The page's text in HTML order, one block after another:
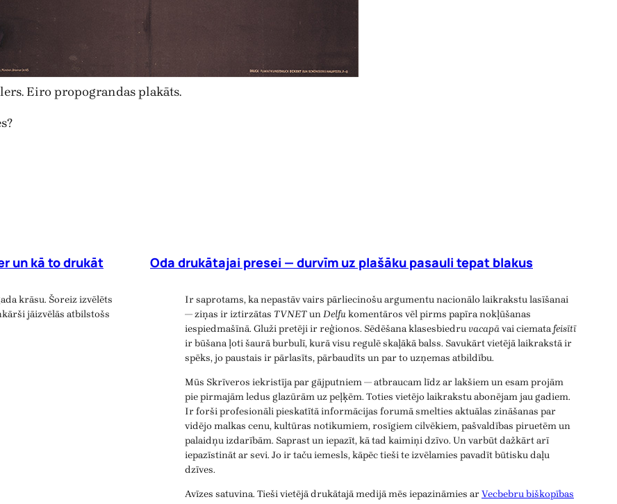
Eiro propograndas plakāts.
un kā to drukāt
krāsu. Šoreiz izvēlēts
jāizvēlās atbilstošs
Oda drukātajai presei — durvīm uz plašāku pasauli tepat blakus
Ir saprotams, ka nepastāv vairs pārliecinošu argumentu nacionālo laikrakstu lasīšanai
— ziņas ir iztirzātas TVNETunDelfukomentāros vēl pirms papīra nokļūšanas
iespiedmašīnā. Gluži pretēji ir reģionos. Sēdēšana klasesbiedruvacapāvai ciematafeisītī
ir būšana ļoti šaurā burbulī, kurā visu regulē skaļākā balss. Savukārt vietējā laikrakstā ir
spēks, jo paustais ir pārlasīts, pārbaudīts un par to uzņemas atbildību.
Mūs Skrīveros iekristīja par gājputniem — atbraucam līdz ar lakšiem un esam projām
pie pirmajām ledus glazūrām uz peļķēm. Toties vietējo laikrakstu abonējam jau gadiem.
Ir forši profesionāli pieskatītā informācijas forumā smelties aktuālas zināšanas par
vidējo malkas cenu, kultūras notikumiem, rosīgiem cilvēkiem, pašvaldības piruetēm un
palaidņu izdarībām. Saprast un iepazīt, kā tad kaimiņi dzīvo. Un varbūt dažkārt arī
iepazīstināt ar sevi. Jo ir taču iemesls, kāpēc tieši te izvēlamies pavadīt būtisku daļu
dzīves.
Avīzes satuvina. Tieši vietējā drukātajā medijā mēs iepazināmies arVecbebru biškopības